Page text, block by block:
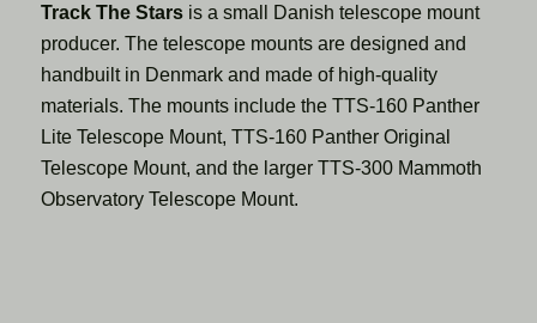
Track The Starsis a small Danish telescope mount
producer. The telescope mounts are designed and
handbuilt in Denmark and made of high-quality
materials. The mounts include the TTS-160 Panther
Lite Telescope Mount, TTS-160 Panther Original
Telescope Mount, and the larger TTS-300 Mammoth
Observatory Telescope Mount.